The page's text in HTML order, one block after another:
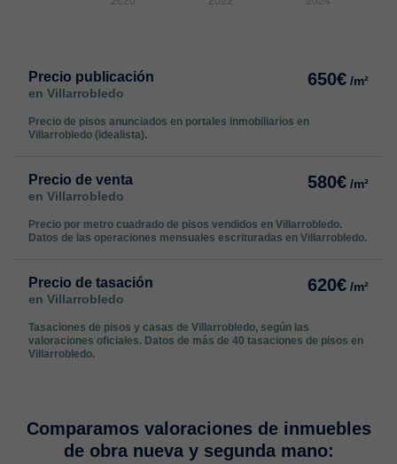
Precio publicación
en Villarrobledo
650€ /m²
Precio de pisos anunciados en portales inmobiliarios en
Villarrobledo (idealista).
Precio de venta
en Villarrobledo
580€ /m²
Precio por metro cuadrado de pisos vendidos en Villarrobledo.
Datos de las operaciones mensuales escrituradas en Villarrobledo.
Precio de tasación
en Villarrobledo
620€ /m²
Tasaciones de pisos y casas de Villarrobledo, según las
valoraciones oficiales. Datos de más de 40 tasaciones de pisos en
Villarrobledo.
Comparamos valoraciones de inmuebles
de obra nueva y segunda mano: